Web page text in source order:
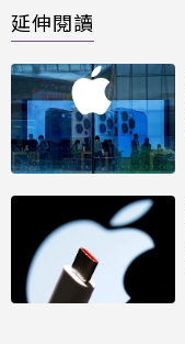
延伸閱讀